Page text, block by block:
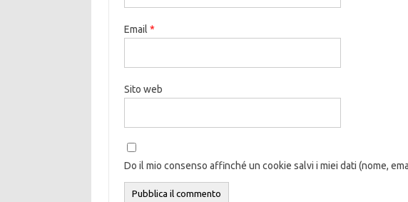
Email *
Sito web
Do il mio consenso affinché un cookie salvi i miei dati (nome,